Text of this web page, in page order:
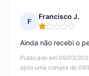
F
Francisco J.
Nota: 1 em 5
Publicado em 09/03/
após uma compra de
Ainda não recebi o